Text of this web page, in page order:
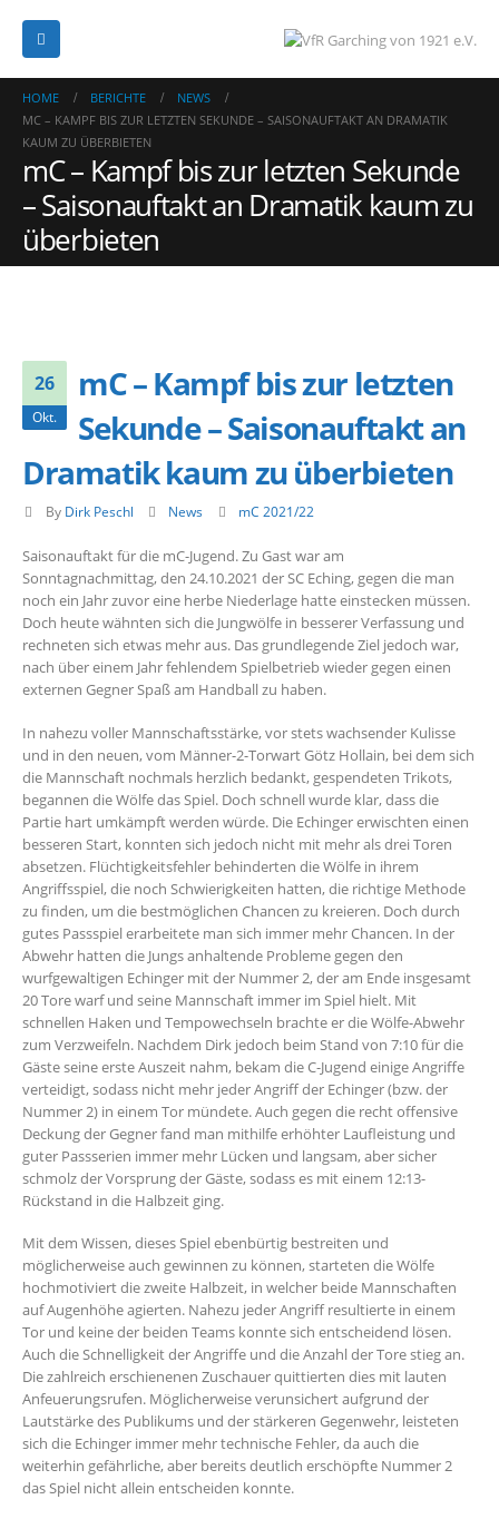
HOME BERICHTE
NEWS
MC – KAMPF BIS ZUR LETZTEN SEKUNDE – SAISONAUFTAKT AN DRAMATIK
KAUM ZU ÜBERBIETEN
mC – Kampf bis zur letzten Sekunde
– Saisonauftakt an Dramatik kaum zu
überbieten
26
Okt.
mC – Kampf bis zur letzten
Sekunde – Saisonauftakt an
Dramatik kaum zu überbieten
By Dirk Peschl News mC 2021/22
Saisonauftakt für die mC-Jugend. Zu Gast war am
Sonntagnachmittag, den 24.10.2021 der SC Eching, gegen die man
noch ein Jahr zuvor eine herbe Niederlage hatte einstecken müssen.
Doch heute wähnten sich die Jungwölfe in besserer Verfassung und
rechneten sich etwas mehr aus. Das grundlegende Ziel jedoch war,
nach über einem Jahr fehlendem Spielbetrieb wieder gegen einen
externen Gegner Spaß am Handball zu haben.
In nahezu voller Mannschaftsstärke, vor stets wachsender Kulisse
und in den neuen, vom Männer-2-Torwart Götz Hollain, bei dem sich
die Mannschaft nochmals herzlich bedankt, gespendeten Trikots,
begannen die Wölfe das Spiel. Doch schnell wurde klar, dass die
Partie hart umkämpft werden würde. Die Echinger erwischten einen
besseren Start, konnten sich jedoch nicht mit mehr als drei Toren
absetzen. Flüchtigkeitsfehler behinderten die Wölfe in ihrem
Angriffsspiel, die noch Schwierigkeiten hatten, die richtige Methode
zu finden, um die bestmöglichen Chancen zu kreieren. Doch durch
gutes Passspiel erarbeitete man sich immer mehr Chancen. In der
Abwehr hatten die Jungs anhaltende Probleme gegen den
wurfgewaltigen Echinger mit der Nummer 2, der am Ende insgesamt
20 Tore warf und seine Mannschaft immer im Spiel hielt. Mit
schnellen Haken und Tempowechseln brachte er die Wölfe-Abwehr
zum Verzweifeln. Nachdem Dirk jedoch beim Stand von 7:10 für die
Gäste seine erste Auszeit nahm, bekam die C-Jugend einige Angriffe
verteidigt, sodass nicht mehr jeder Angriff der Echinger (bzw. der
Nummer 2) in einem Tor mündete. Auch gegen die recht offensive
Deckung der Gegner fand man mithilfe erhöhter Laufleistung und
guter Passserien immer mehr Lücken und langsam, aber sicher
schmolz der Vorsprung der Gäste, sodass es mit einem 12:13-
Rückstand in die Halbzeit ging.
Mit dem Wissen, dieses Spiel ebenbürtig bestreiten und
möglicherweise auch gewinnen zu können, starteten die Wölfe
hochmotiviert die zweite Halbzeit, in welcher beide Mannschaften
auf Augenhöhe agierten. Nahezu jeder Angriff resultierte in einem
Tor und keine der beiden Teams konnte sich entscheidend lösen.
Auch die Schnelligkeit der Angriffe und die Anzahl der Tore stieg an.
Die zahlreich erschienenen Zuschauer quittierten dies mit lauten
Anfeuerungsrufen. Möglicherweise verunsichert aufgrund der
Lautstärke des Publikums und der stärkeren Gegenwehr, leisteten
sich die Echinger immer mehr technische Fehler, da auch die
weiterhin gefährliche, aber bereits deutlich erschöpfte Nummer 2
das Spiel nicht allein entscheiden konnte.